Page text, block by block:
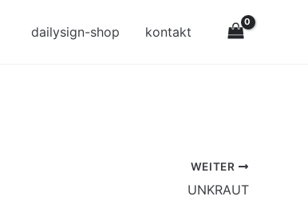
dailysign-shop kontakt
WEITER
UNKRAUT